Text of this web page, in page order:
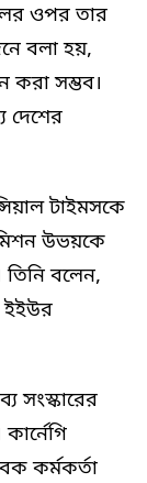
ওপর তার
বলা হয়,
করা সম্ভব।
দেশের
টাইমসকে
উভয়কে
তিনি বলেন,
ইইউর
সংস্কারের
কর্মকর্তা